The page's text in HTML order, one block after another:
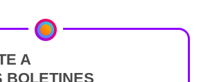
A
BOLETINES